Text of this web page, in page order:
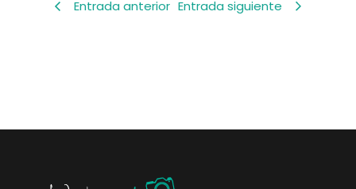
Entrada anterior Entrada siguiente